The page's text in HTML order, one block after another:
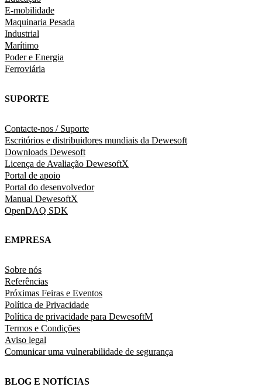
E-mobilidade
Maquinaria Pesada
Industrial
Marítimo
Poder e Energia
Ferroviária
SUPORTE
Contacte-nos / Suporte
Escritórios e distribuidores mundiais da Dewesoft
Downloads Dewesoft
Licença de Avaliação DewesoftX
Portal de apoio
Portal do desenvolvedor
Manual DewesoftX
OpenDAQ SDK
EMPRESA
Sobre nós
Referências
Próximas Feiras e Eventos
Política de Privacidade
Política de privacidade para DewesoftM
Termos e Condições
Aviso legal
Comunicar uma vulnerabilidade de segurança
BLOG E NOTÍCIAS